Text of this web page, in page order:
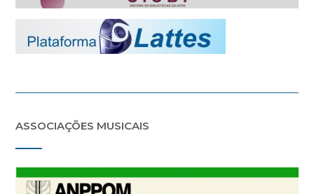
ASSOCIAÇÕES MUSICAIS